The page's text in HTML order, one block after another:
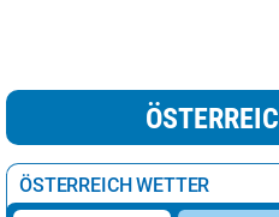
ÖSTERREICH WETTER